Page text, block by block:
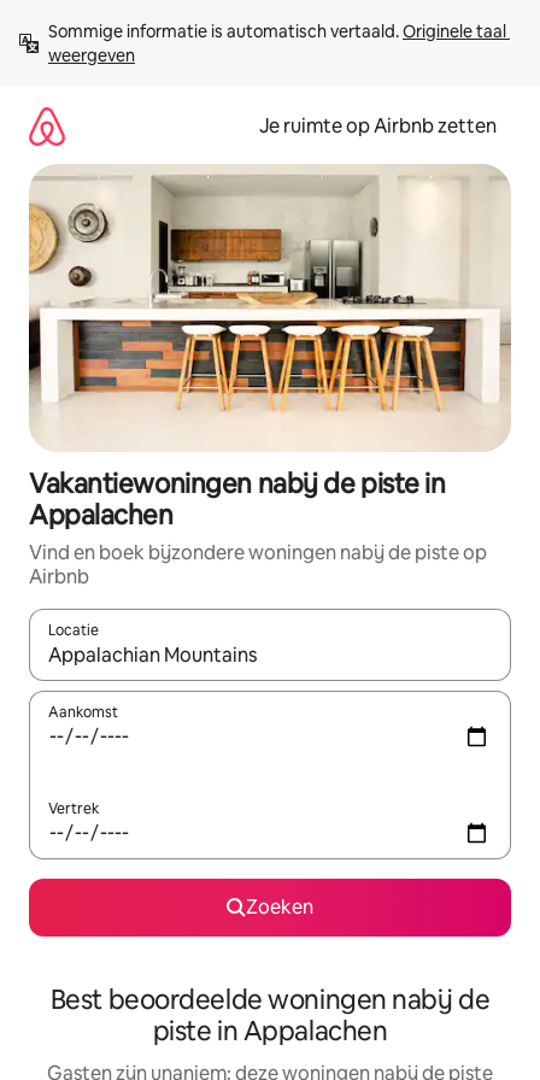
direct
naar
Sommige informatie is automatisch vertaald. Originele taal
weergeven
Je ruimte op Airbnb zetten
Vakantiewoningen nabij de piste in
Appalachen
Vind en boek bijzondere woningen nabij de piste op
Airbnb
Locatie
Wanneer er suggesties beschikbaar zijn, maak je een keuze
Aankomst
Vertrek
Zoeken
Best beoordeelde woningen nabij de
piste in Appalachen
Gasten zijn unaniem: deze woningen nabij de piste